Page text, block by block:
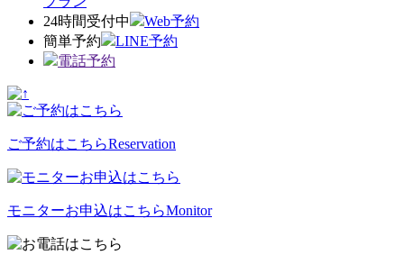
24時間受付中
Web予約
簡単予約
LINE予約
電話予約
ご予約はこちらReservation
モニターお申込はこちらMonitor